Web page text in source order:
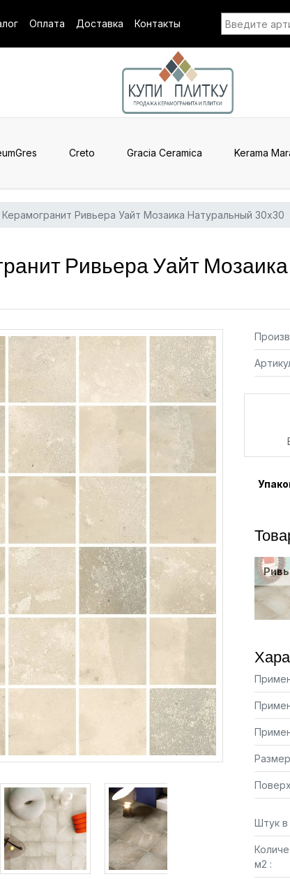
Оплата Доставка Контакты
Creto Gracia Ceramica Kerama
Керамогранит Ривьера Уайт Мозаика Натуральный 30x30
Ривьера Уайт
Штук в
м2 :